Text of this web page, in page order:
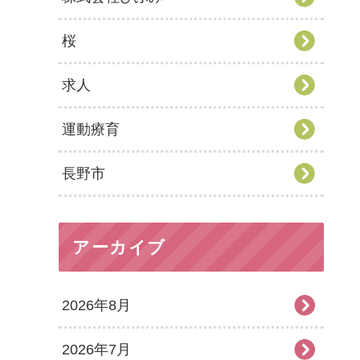
桜
求人
運動療育
長野市
アーカイブ
2026年8月
2026年7月